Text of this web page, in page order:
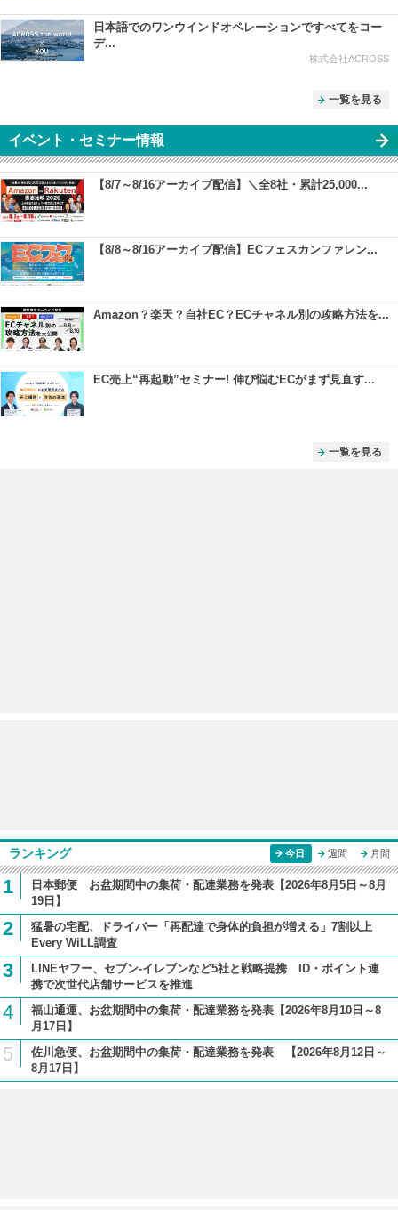
日本語でのワンウインドオペレーションですべてをコー
デ...
株式会社ACROSS
一覧を見る
イベント・セミナー情報
【8/7～8/16アーカイブ配信】＼全8社・累計25,000...
【8/8～8/16アーカイブ配信】ECフェスカンファレン...
Amazon？楽天？自社EC？ECチャネル別の攻略方法を...
EC売上“再起動”セミナー! 伸び悩むECがまず見直す...
一覧を見る
ランキング 今日 週間 月間
1
日本郵便 お盆期間中の集荷・配達業務を発表【2026年8月5日～8月
19日】
2
猛暑の宅配、ドライバー「再配達で身体的負担が増える」7割以上
Every WiLL調査
3
LINEヤフー、セブン-イレブンなど5社と戦略提携 ID・ポイント連
携で次世代店舗サービスを推進
4
福山通運、お盆期間中の集荷・配達業務を発表【2026年8月10日～8
月17日】
5
佐川急便、お盆期間中の集荷・配達業務を発表 【2026年8月12日～
8月17日】